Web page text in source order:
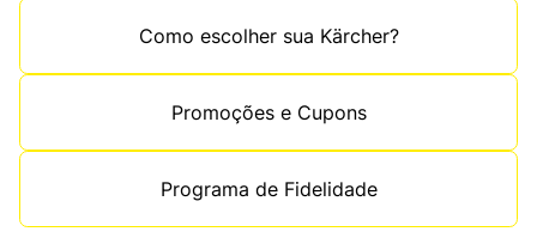
Como escolher sua Kärcher?
Promoções e Cupons
Programa de Fidelidade